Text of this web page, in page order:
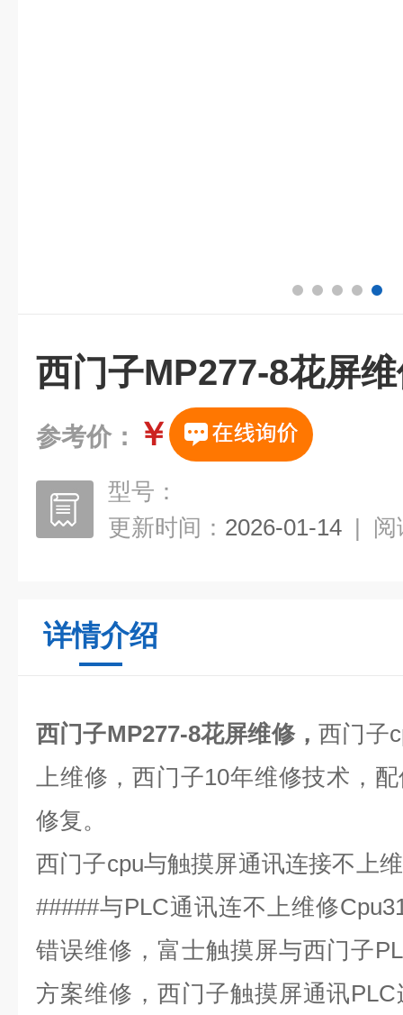
西门子MP277-8花屏
参考价： ￥
型号：
更新时间： 2026-01-14 | 阅
详情介绍
西门子MP277-8花屏维修，西门子
上维修，西门子10年维修技术，
修复。
西门子cpu与触摸屏通讯连接不上
#####与PLC通讯连不上维修
错误维修，富士触摸屏与西门子
方案维修，西门子触摸屏通讯PLC